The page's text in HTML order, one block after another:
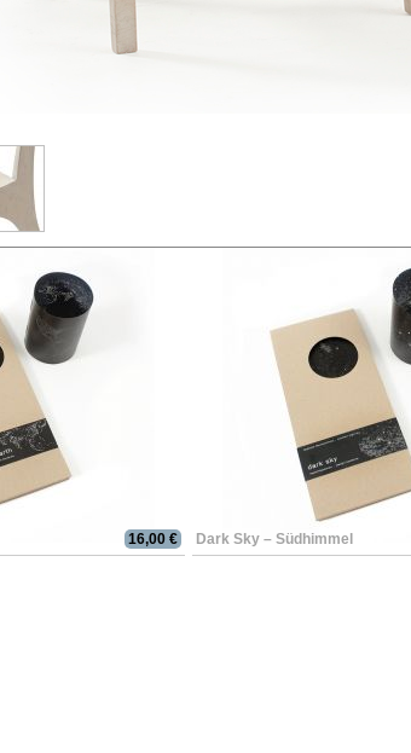
16,00 € Dark Sky – Südhimmel